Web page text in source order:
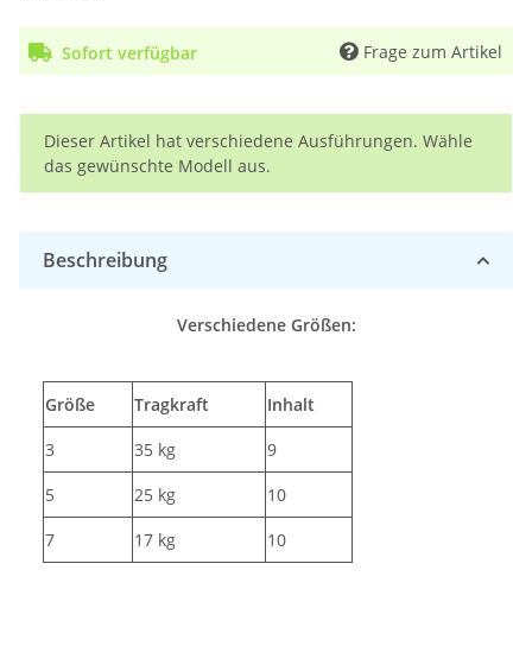
Sofort verfügbar Frage zum Artikel
x
Dieser Artikel hat verschiedene Ausführungen. Wähle
das gewünschte Modell aus.
Beschreibung
Verschiedene Größen:
Größe Tragkraft
Inhalt
3
35 kg
9
5
25 kg
10
7
17 kg 10